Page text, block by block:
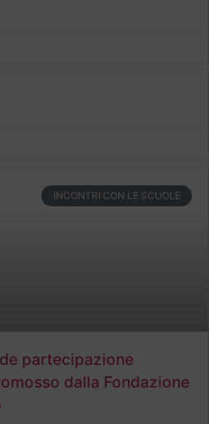
INCONTRI CON LE SCUOLE
partecipazione
dalla Fondazione